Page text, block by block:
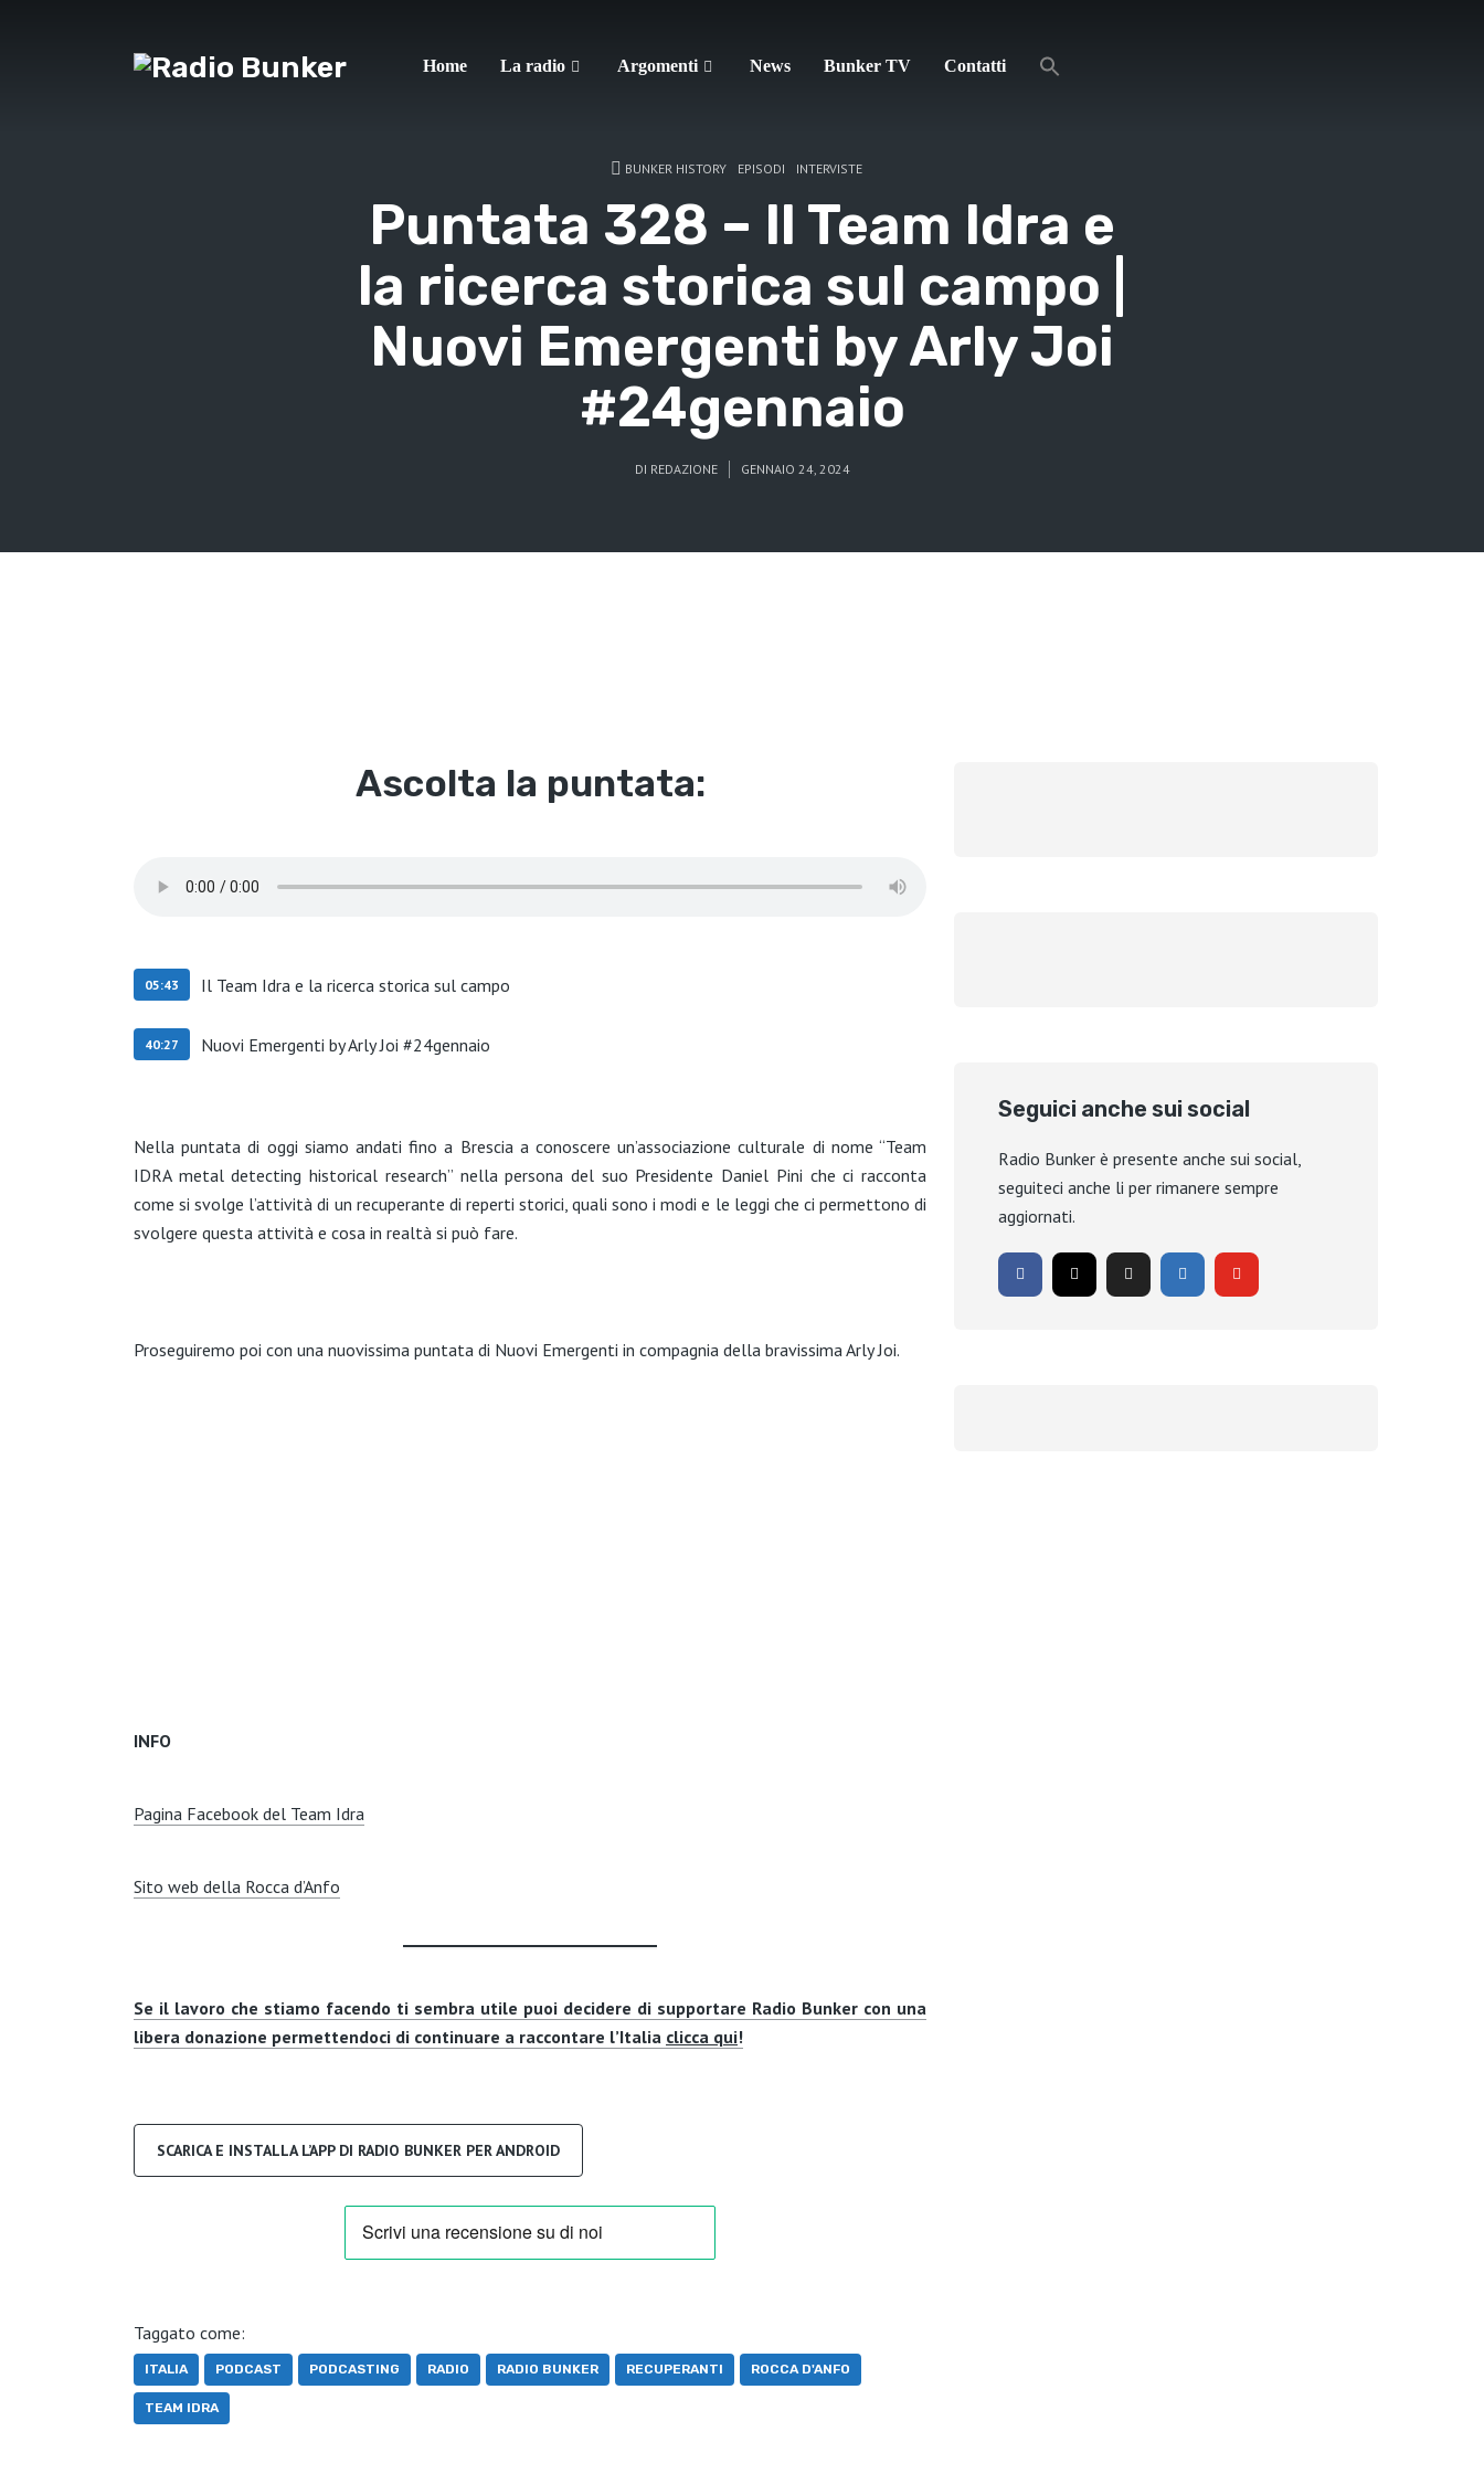
Home La radio Argomenti News Bunker TV Contatti
BUNKER HISTORY EPISODI INTERVISTE
Puntata 328 – Il Team Idra e
la ricerca storica sul campo |
Nuovi Emergenti by Arly Joi
#24gennaio
DI REDAZIONE GENNAIO 24, 2024
Ascolta la puntata:
05:43 Il Team Idra e la ricerca storica sul campo
40:27 Nuovi Emergenti by Arly Joi #24gennaio
Nella puntata di oggi siamo andati fino a Brescia a conoscere un’associazione culturale di nome “Team
IDRA metal detecting historical research” nella persona del suo Presidente Daniel Pini che ci racconta
come si svolge l’attività di un recuperante di reperti storici, quali sono i modi e le leggi che ci permettono di
svolgere questa attività e cosa in realtà si può fare.
Proseguiremo poi con una nuovissima puntata di Nuovi Emergenti in compagnia della bravissima Arly Joi.
INFO
Pagina Facebook del Team Idra
Sito web della Rocca d’Anfo
Se il lavoro che stiamo facendo ti sembra utile puoi decidere di supportare Radio Bunker con una
libera donazione permettendoci di continuare a raccontare l’Italia clicca qui!
SCARICA E INSTALLA L’APP DI RADIO BUNKER PER ANDROID
Taggato come:
ITALIA PODCAST PODCASTING RADIO RADIO BUNKER RECUPERANTI ROCCA D'ANFO
TEAM IDRA
Seguici anche sui social
Radio Bunker è presente anche sui social,
seguiteci anche li per rimanere sempre
aggiornati.